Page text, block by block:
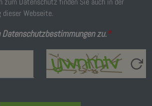
dieser Webseite.
zu.*